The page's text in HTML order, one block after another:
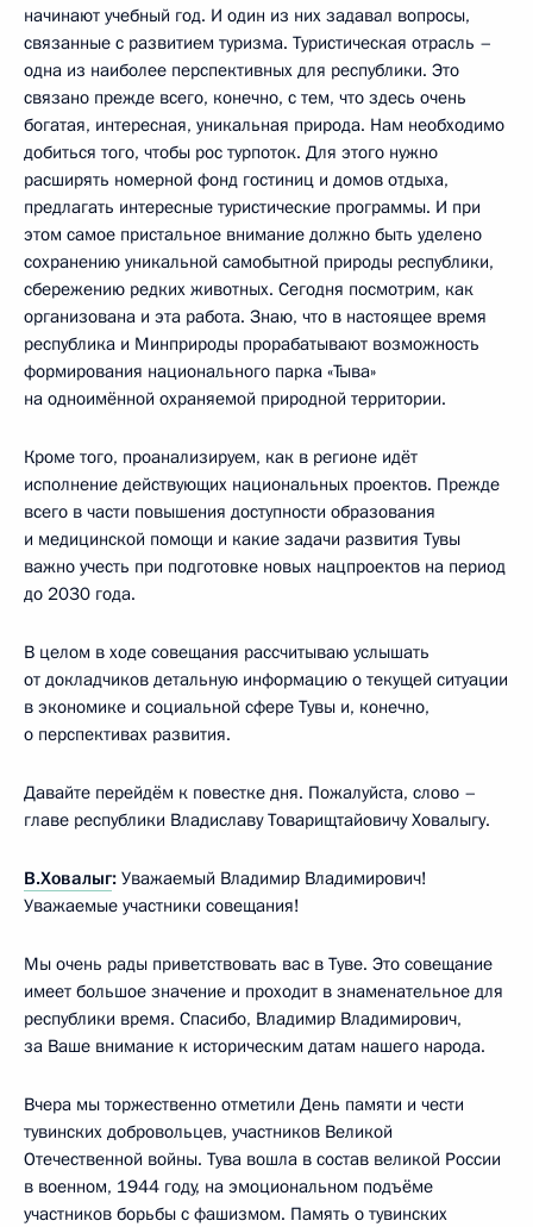
начинают учебный год. И один из них задавал вопросы,
связанные с развитием туризма. Туристическая отрасль –
одна из наиболее перспективных для республики. Это
связано прежде всего, конечно, с тем, что здесь очень
богатая, интересная, уникальная природа. Нам необходимо
добиться того, чтобы рос турпоток. Для этого нужно
расширять номерной фонд гостиниц и домов отдыха,
предлагать интересные туристические программы. И при
этом самое пристальное внимание должно быть уделено
сохранению уникальной самобытной природы республики,
сбережению редких животных. Сегодня посмотрим, как
организована и эта работа. Знаю, что в настоящее время
республика и Минприроды прорабатывают возможность
формирования национального парка «Тыва»
на одноимённой охраняемой природной территории.
Кроме того, проанализируем, как в регионе идёт
исполнение действующих национальных проектов. Прежде
всего в части повышения доступности образования
и медицинской помощи и какие задачи развития Тувы
важно учесть при подготовке новых нацпроектов на период
до 2030 года.
В целом в ходе совещания рассчитываю услышать
от докладчиков детальную информацию о текущей ситуации
в экономике и социальной сфере Тувы и, конечно,
о перспективах развития.
Давайте перейдём к повестке дня. Пожалуйста, слово –
главе республики Владиславу Товарищтайовичу Ховалыгу.
В.Ховалыг: Уважаемый Владимир Владимирович!
Уважаемые участники совещания!
Мы очень рады приветствовать вас в Туве. Это совещание
имеет большое значение и проходит в знаменательное для
республики время. Спасибо, Владимир Владимирович,
за Ваше внимание к историческим датам нашего народа.
Вчера мы торжественно отметили День памяти и чести
тувинских добровольцев, участников Великой
Отечественной войны. Тува вошла в состав великой России
в военном, 1944 году, на эмоциональном подъёме
участников борьбы с фашизмом. Память о тувинских